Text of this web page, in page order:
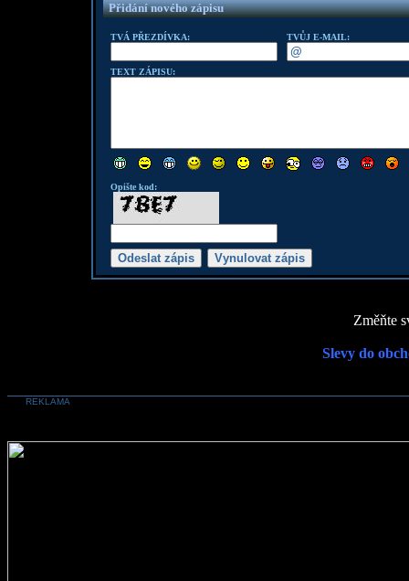
Přidání nového zápisu
TVÁ PŘEZDÍVKA: TVŮJ E-MAIL:
TEXT ZÁPISU:
Opište kod:
Změňte
Slevy do
REKLAMA